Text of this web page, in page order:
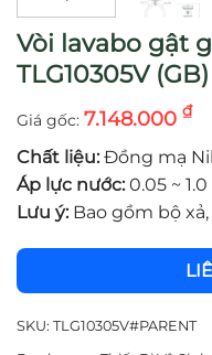
Vòi lavabo gật
TLG10305V (GB)
7.148.000 ₫
Chất liệu: Đồng mạ
Áp lực nước: 0.05 ~
Lưu ý: Bao gồm bộ
SKU: TLG10305V#PARENT